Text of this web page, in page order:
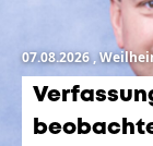
07.08.2026,